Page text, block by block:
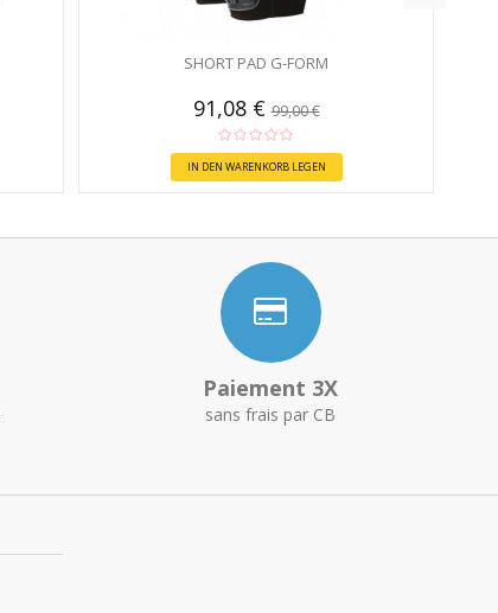
SHORT PAD G-FORM
91,08 €99,00 €
IN DEN WARENKORB LEGEN
Paiement 3X
sans frais par CB